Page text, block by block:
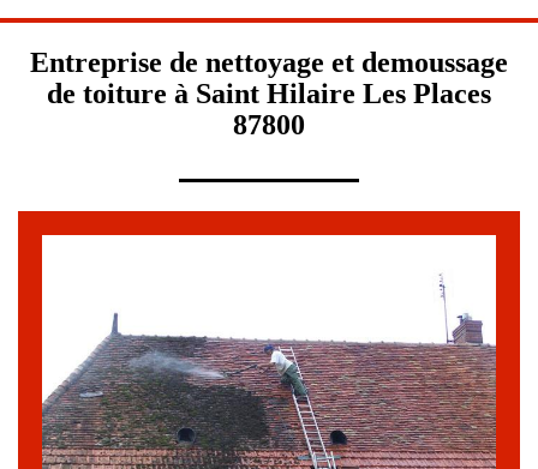
Entreprise de nettoyage et demoussage
de toiture à Saint Hilaire Les Places
87800